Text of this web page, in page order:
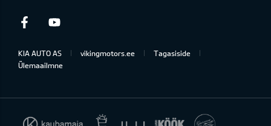
Facebook
KIA AUTO AS vikingmotors.ee
Tagasiside
Ülemaailmne